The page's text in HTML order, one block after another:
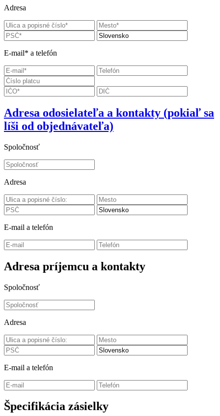
Adresa
E-mail* a telefón
Adresa odosielateľa a kontakty (pokiaľ sa
líši od objednávateľa)
Spoločnosť
Adresa
E-mail a telefón
Adresa príjemcu a kontakty
Spoločnosť
Adresa
E-mail a telefón
Špecifikácia zásielky